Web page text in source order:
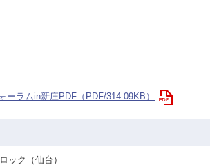
ラムin新庄PDF（PDF/314.09KB）
ック（仙台）